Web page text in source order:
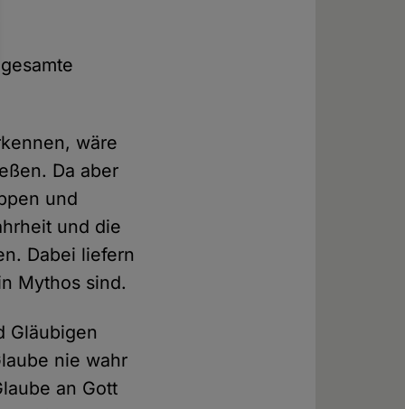
wäre
Da aber
und
und die
Dabei liefern
Mythos sind.
Gläubigen
nie wahr
an Gott